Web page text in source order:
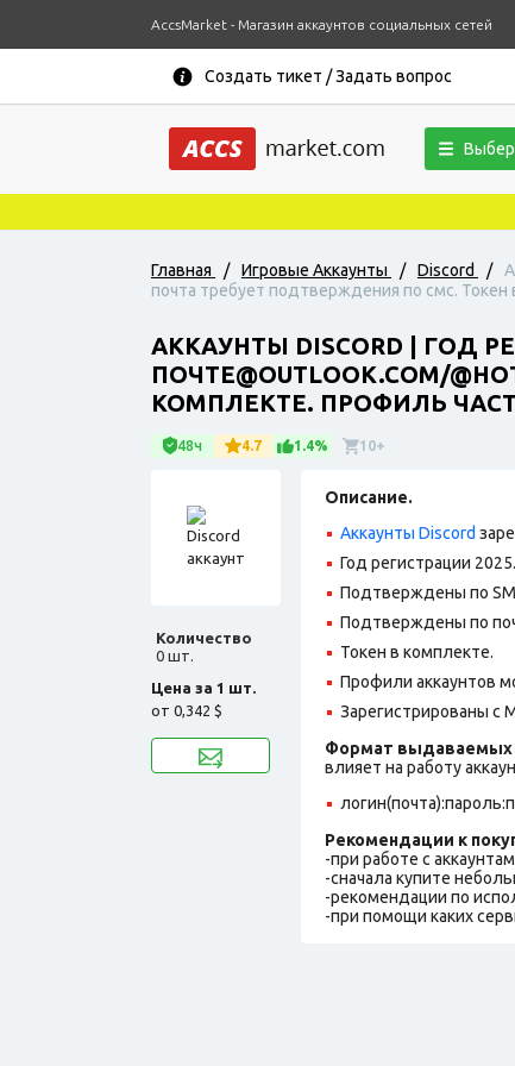
AccsMarket - Магазин аккаунтов социальных сетей
Создать тикет / Задать вопрос
Главная / Игровые Аккаунты / Discord /
почта требует подтверждения по смс. Токен
АККАУНТЫ DISCORD | ГОД
ПОЧТЕ@OUTLOOK.COM/
КОМПЛЕКТЕ. ПРОФИЛЬ
48ч 4.7 1.4% 10+
Количество
0 шт.
Цена за 1 шт.
от 0,342 $
Описание.
Аккаунты Discord
Год регистрации 2025.
Подтверждены по
Подтверждены по
Токен в комплекте.
Профили аккаунтов
Зарегистрированы с
Формат выдаваемых
влияет на работу
Рекомендации к
-при работе с
-сначала купите
-рекомендации по
-при помощи каких